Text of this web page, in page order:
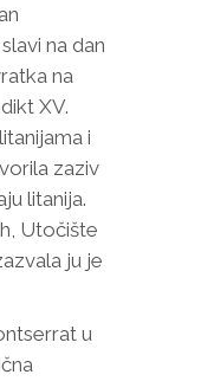
na dan
na
XV.
i
zaziv
litanija.
Utočište
ju je
u